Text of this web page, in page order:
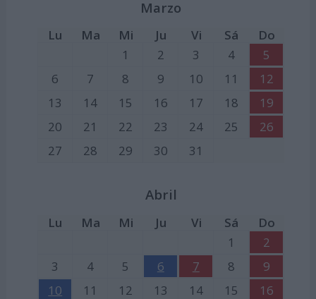
Marzo
Lu Ma Mi Ju Vi Sá
Do
1
2 3 4
5
6
7 8 9 10 11
12
13
14 15 16 17 18
19
20
21 22 23 24 25
26
27
28 29 30 31
Abril
Lu Ma Mi Ju Vi Sá
Do
1
2
3
4 5 6 7 8
9
10
11 12 13 14 15
16